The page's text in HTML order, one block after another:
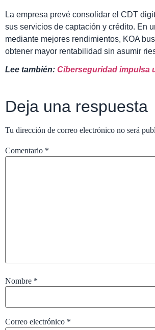
La empresa prevé consolidar el CDT
sus servicios de captación y crédito. En
mediante mejores rendimientos, KOA
obtener mayor rentabilidad sin asumir
Lee también: Ciberseguridad impulsa
Deja una respuesta
Tu dirección de correo electrónico no será
Comentario *
Nombre *
Correo electrónico *